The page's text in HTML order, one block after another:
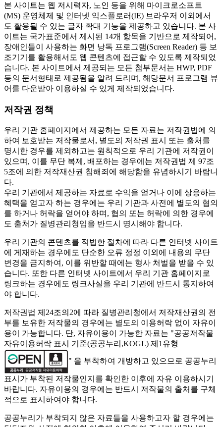
본 사이트는 웹 저시력자, 노인 등을 위해 마이크로소프트
(MS) 운영체제 및 인터넷 익스플로러(IE) 브라우저 이외에서
도 활용될 수 있는 글자 확대 기능을 제공하고 있습니다. 본 사
이트는 국가표준에서 제시된 14개 항목을 기반으로 제작되어,
장애인들이 사용하는 화면 낭독 프로그램(Screen Reader) 등 보
조기기를 활용해서도 웹 콘텐츠에 접근할 수 있도록 제작되었
습니다. 본 사이트에서 제공되는 모든 첨부문서는 HWP, PDF
등의 문서형태로 제공됨을 알려 드리며, 해당문서 프로그램 뷰
어를 다운받아 이용하실 수 있게 제작되었습니다.
저작권 정책
우리 기관 홈페이지에서 제공하는 모든 자료는 저작권법에 의
하여 보호받는 저작물로서, 별도의 저작권 표시 또는 출처를
명시한 경우를 제외하고는 원칙적으로 우리 기관에 저작권이
있으며, 이를 무단 복제, 배포하는 경우에는 저작권법 제 97조
5조에 의한 저작재산권 침해죄에 해당함을 유념하시기 바랍니
다.
우리 기관에서 제공하는 자료로 수익을 얻거나 이에 상응하는
혜택을 얻고자 하는 경우에는 우리 기관과 사전에 별도의 협의
를 하거나 허락을 얻어야 하며, 협의 또는 허락에 의한 경우에
도 출처가 질병관리청임을 반드시 명시해야 합니다.
우리 기관의 콘텐츠를 적법한 절차에 따라 다른 인터넷 사이트
에 게재하는 경우에도 단순한 오류 정정 이외에 내용의 무단
변경을 금지하여, 이를 위반할 때에는 형사 처벌을 받을 수 있
습니다. 또한 다른 인터넷 사이트에서 우리 기관 홈페이지로
링크하는 경우에도 링크사실을 우리 기관에 반드시 통지하여
야 합니다.
저작권법 제24조의2에 따라 질병관리청에서 저작재산권의 전
부를 보유한 저작물의 경우에는 별도의 이용허락 없이 자유이
용이 가능합니다. 단, 자유이용이 가능한 자료는 "공공저작물
자유이용허락 표시 기준(공공누리,KOGL) 제1유형
" 을 부착하여 개방하고 있으므로 공공누리
표시가 부착된 저작물인지를 확인한 이후에 자유 이용하시기
바랍니다. 자유이용의 경우에는 반드시 저작물의 출처를 구체
적으로 표시하여야 합니다.
공공누리가 부착되지 않은 자료들을 사용하고자 할 경우에는